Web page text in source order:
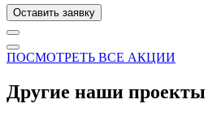
Оставить заявку
ПОСМОТРЕТЬ ВСЕ АКЦИИ
Другие наши проекты